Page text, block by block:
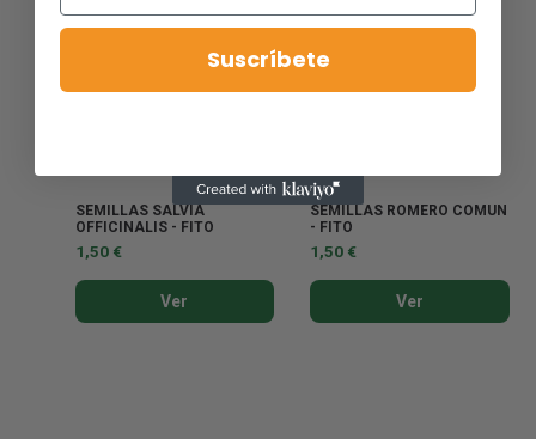
SEMILLAS SALVIA
OFFICINALIS - FITO
1,50 €
Ver
SEMILLAS ROMERO COMUN
- FITO
1,50 €
Ver
Suscríbete